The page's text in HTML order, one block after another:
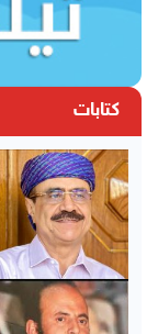
كتابات